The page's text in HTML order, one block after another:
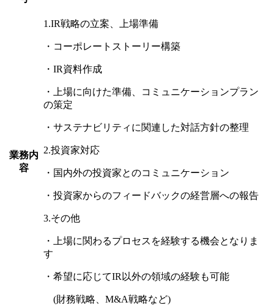
業務内
容
1.IR戦略の立案、上場準備
・コーポレートストーリー構築
・IR資料作成
・上場に向けた準備、コミュニケーションプラン
の策定
・サステナビリティに関連した対話方針の整理
2.投資家対応
・国内外の投資家とのコミュニケーション
・投資家からのフィードバックの経営層への報告
3.その他
・上場に関わるプロセスを経験する機会となりま
す
・希望に応じてIR以外の領域の経験も可能
(財務戦略、M&A戦略など)